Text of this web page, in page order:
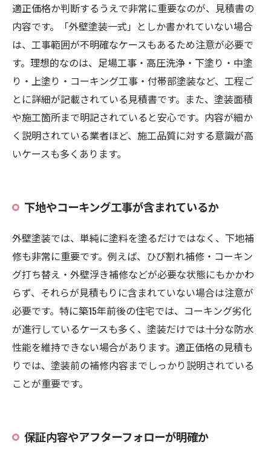
適正価格か判断するうえで非常に重要なのが、見積書の
内容です。「外壁塗装一式」としか書かれていない場合
は、工事範囲が不明確なケースもあるため注意が必要で
す。理想的なのは、足場工事・高圧洗浄・下塗り・中塗
り・上塗り・コーキング工事・付帯部塗装など、工程ご
とに詳細が記載されている見積書です。また、塗装面積
や施工箇所まで明記されていると安心です。内容が細か
く説明されている業者ほど、施工品質に対する意識が高
いケースも多くあります。
下地やコーキング工事が含まれているか
外壁塗装では、単純に塗料を塗るだけではなく、下地補
修も非常に重要です。例えば、ひび割れ補修・コーキン
グ打ち替え・外壁浮き補修などが必要な状態にもかかわ
らず、それらが見積もりに含まれていない場合は注意が
必要です。特に築15年前後の住宅では、コーキング劣化
が進行しているケースも多く、塗装だけでは十分な防水
性能を維持できない場合があります。適正価格の見積も
りでは、塗装前の補修内容までしっかり説明されている
ことが重要です。
保証内容やアフターフォローが明確か